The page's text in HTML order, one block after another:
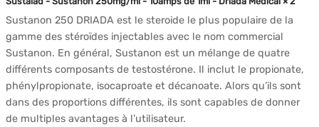
Sustanon 250 DRIADA est le steroide le plus populaire de la
gamme des stéroïdes injectables avec le nom commercial
Sustanon. En général, Sustanon est un mélange de quatre
différents composants de testostérone. Il inclut le propionate,
phénylpropionate, isocaproate et décanoate. Alors qu’ils sont
dans des proportions différentes, ils sont capables de donner
de multiples avantages à l’utilisateur.